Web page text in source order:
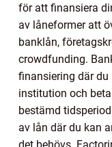
för att finansiera
av låneformer att
banklån,
crowdfunding.
finansiering där
institution och
bestämd
av lån där du kan
det behövs.